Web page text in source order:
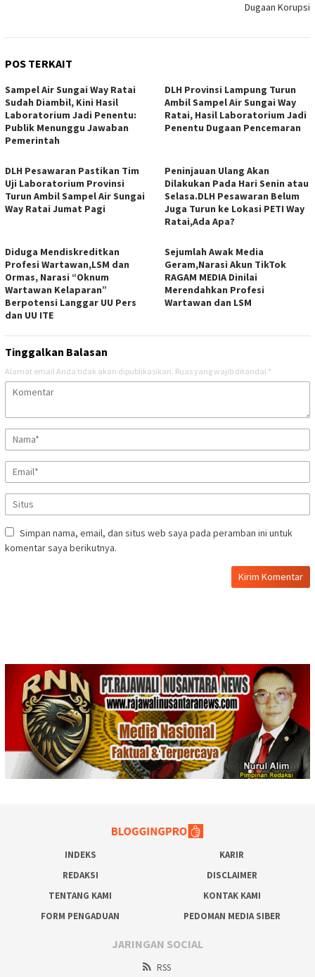
Dugaan Korupsi
POS TERKAIT
Sampel Air Sungai Way Ratai
Sudah Diambil, Kini Hasil
Laboratorium Jadi Penentu:
Publik Menunggu Jawaban
Pemerintah
DLH Provinsi Lampung Turun
Ambil Sampel Air Sungai Way
Ratai, Hasil Laboratorium Jadi
Penentu Dugaan Pencemaran
DLH Pesawaran Pastikan Tim
Uji Laboratorium Provinsi
Turun Ambil Sampel Air Sungai
Way Ratai Jumat Pagi
Peninjauan Ulang Akan
Dilakukan Pada Hari Senin atau
Selasa.DLH Pesawaran Belum
Juga Turun ke Lokasi PETI Way
Ratai,Ada Apa?
Diduga Mendiskreditkan
Profesi Wartawan,LSM dan
Ormas, Narasi “Oknum
Wartawan Kelaparan”
Berpotensi Langgar UU Pers
dan UU ITE
Sejumlah Awak Media
Geram,Narasi Akun TikTok
RAGAM MEDIA Dinilai
Merendahkan Profesi
Wartawan dan LSM
Tinggalkan Balasan
Alamat email Anda tidak akan dipublikasikan. Ruas yang wajib ditandai *
Simpan nama, email, dan situs web saya pada peramban ini untuk
komentar saya berikutnya.
INDEKS
KARIR
REDAKSI
DISCLAIMER
TENTANG KAMI
KONTAK KAMI
FORM PENGADUAN
PEDOMAN MEDIA SIBER
JARINGAN SOCIAL
RSS